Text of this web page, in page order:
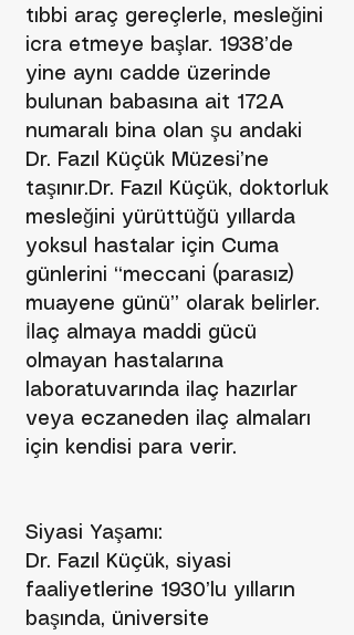
tıbbi araç gereçlerle, mesleğini
icra etmeye başlar. 1938’de
yine aynı cadde üzerinde
bulunan babasına ait 172A
numaralı bina olan şu andaki
Dr. Fazıl Küçük Müzesi’ne
taşınır.Dr. Fazıl Küçük, doktorluk
mesleğini yürüttüğü yıllarda
yoksul hastalar için Cuma
günlerini “meccani (parasız)
muayene günü” olarak belirler.
İlaç almaya maddi gücü
olmayan hastalarına
laboratuvarında ilaç hazırlar
veya eczaneden ilaç almaları
için kendisi para verir.
Siyasi Yaşamı:
Dr. Fazıl Küçük, siyasi
faaliyetlerine 1930’lu yılların
başında, üniversite